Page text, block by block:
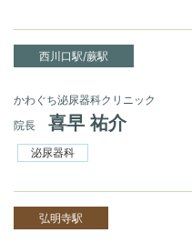
西川口駅/蕨駅
かわぐち泌尿器科クリニック
院長
喜早 祐介
泌尿器科
弘明寺駅